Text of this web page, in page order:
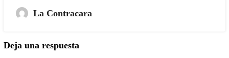
La Contracara
Deja una respuesta